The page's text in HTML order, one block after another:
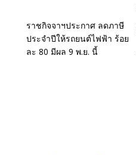
ราชกิจจาฯประกาศ ลดภาษี
ประจำปีให้รถยนต์ไฟฟ้า ร้อย
ละ 80 มีผล 9 พ.ย. นี้